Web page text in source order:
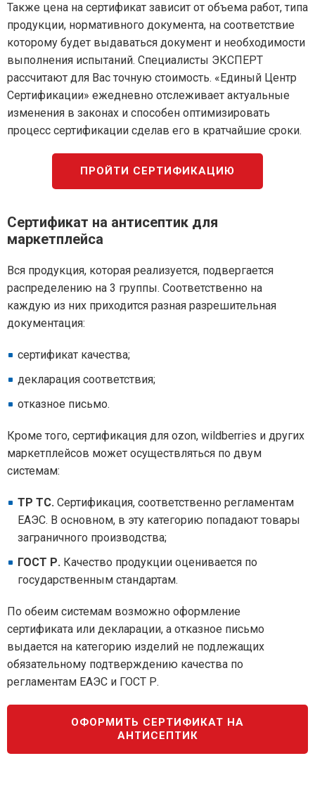
Также цена на сертификат зависит от объема работ, типа
продукции, нормативного документа, на соответствие
которому будет выдаваться документ и необходимости
выполнения испытаний. Специалисты ЭКСПЕРТ
рассчитают для Вас точную стоимость. «Единый Центр
Сертификации» ежедневно отслеживает актуальные
изменения в законах и способен оптимизировать
процесс сертификации сделав его в кратчайшие сроки.
ПРОЙТИ СЕРТИФИКАЦИЮ
Сертификат на антисептик для
маркетплейса
Вся продукция, которая реализуется, подвергается
распределению на 3 группы. Соответственно на
каждую из них приходится разная разрешительная
документация:
сертификат качества;
декларация соответствия;
отказное письмо.
Кроме того, сертификация для ozon, wildberries и других
маркетплейсов может осуществляться по двум
системам:
ТР ТС. Сертификация, соответственно регламентам
ЕАЭС. В основном, в эту категорию попадают товары
заграничного производства;
ГОСТ Р. Качество продукции оценивается по
государственным стандартам.
По обеим системам возможно оформление
сертификата или декларации, а отказное письмо
выдается на категорию изделий не подлежащих
обязательному подтверждению качества по
регламентам ЕАЭС и ГОСТ Р.
ОФОРМИТЬ СЕРТИФИКАТ НА
АНТИСЕПТИК